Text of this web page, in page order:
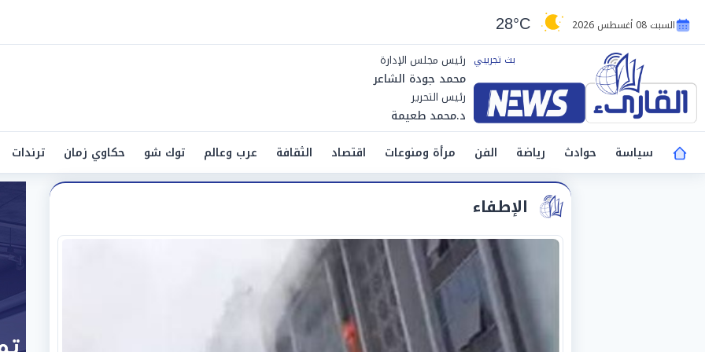
السبت 08 أغسطس 2026 28°C
رئيس مجلس الإدارة
محمد جودة الشاعر
رئيس التحرير
د.محمد طعيمة
سياسة
حوادث رياضة الفن مرأة ومنوعات اقتصاد الثقافة عرب وعالم توك شو حكاوي زمان ترندات
الإطفاء